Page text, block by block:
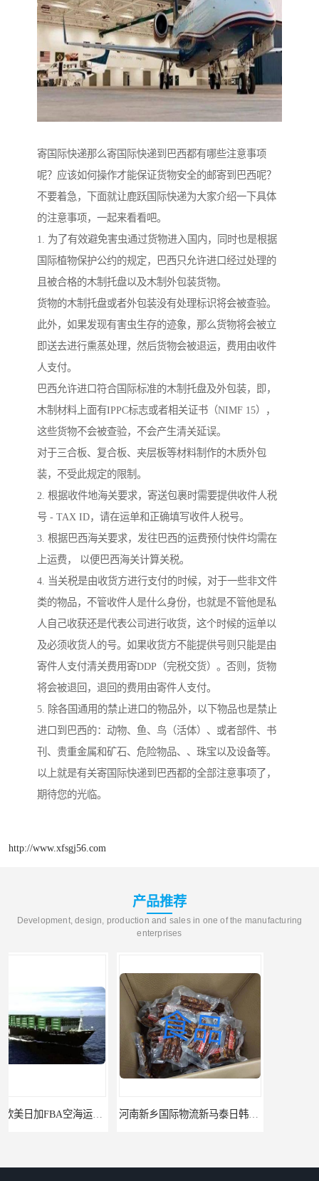
寄国际快递那么寄国际快递到巴西都有哪些注意事项
呢？应该如何操作才能保证货物安全的邮寄到巴西呢？
不要着急，下面就让鹿跃国际快递为大家介绍一下具体
的注意事项，一起来看看吧。
1. 为了有效避免害虫通过货物进入国内，同时也是根据
国际植物保护公约的规定，巴西只允许进口经过处理的
且被合格的木制托盘以及木制外包装货物。
货物的木制托盘或者外包装没有处理标识将会被查验。
此外，如果发现有害虫生存的迹象，那么货物将会被立
即送去进行熏蒸处理，然后货物会被退运，费用由收件
人支付。
巴西允许进口符合国际标准的木制托盘及外包装，即，
木制材料上面有IPPC标志或者相关证书（NIMF 15），
这些货物不会被查验，不会产生清关延误。
对于三合板、复合板、夹层板等材料制作的木质外包
装，不受此规定的限制。
2. 根据收件地海关要求，寄送包裹时需要提供收件人税
号 - TAX ID，请在运单和正确填写收件人税号。
3. 根据巴西海关要求，发往巴西的运费预付快件均需在
上运费， 以便巴西海关计算关税。
4. 当关税是由收货方进行支付的时候，对于一些非文件
类的物品，不管收件人是什么身份，也就是不管他是私
人自己收获还是代表公司进行收货，这个时候的运单以
及必须收货人的号。如果收货方不能提供号则只能是由
寄件人支付清关费用寄DDP（完税交货）。否则，货物
将会被退回，退回的费用由寄件人支付。
5. 除各国通用的禁止进口的物品外，以下物品也是禁止
进口到巴西的：动物、鱼、鸟（活体）、或者部件、书
刊、贵重金属和矿石、危险物品、、珠宝以及设备等。
以上就是有关寄国际快递到巴西都的全部注意事项了，
期待您的光临。
http://www.xfsgj56.com
产品推荐
Development, design, production and sales in one of the manufacturing
enterprises
河南新乡国际物流新马泰日韩菲律宾老挝缅甸印尼柬埔寨双清包税